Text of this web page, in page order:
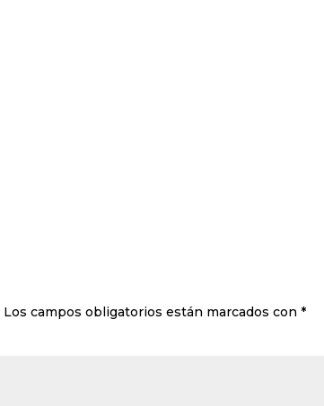
Los campos obligatorios están marcados con *